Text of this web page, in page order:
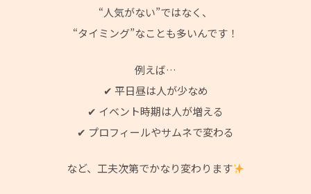
“人気がない”ではなく、
“タイミング”なことも多いんです！
例えば…
✔ 平日昼は人が少なめ
✔ イベント時期は人が増える
✔ プロフィールやサムネで変わる
など、工夫次第でかなり変わります